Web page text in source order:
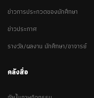
ข่าวการประกวดของนักศึกษา
ข่าวประกาศ
รางวัล/ผลงาน นักศึกษา/อาจารย์
คลังสื่อ